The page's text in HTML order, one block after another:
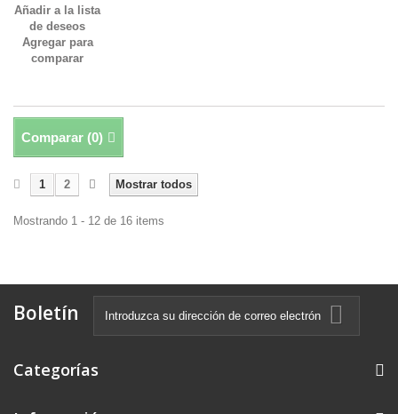
Añadir a la lista
de deseos
Agregar para
comparar
Comparar (0)
Mostrar todos
1 2
Mostrando 1 - 12 de 16 items
Boletín
Categorías